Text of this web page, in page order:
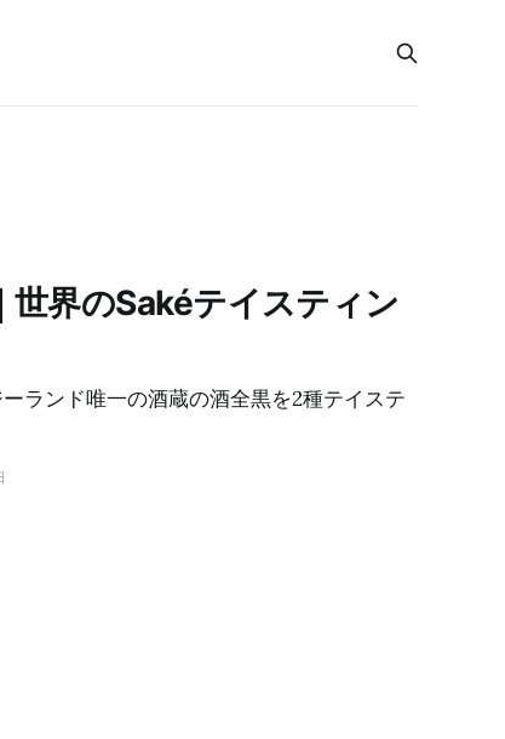
界のSakéテイスティン
ランド唯一の酒蔵の酒全黒を2種テイステ